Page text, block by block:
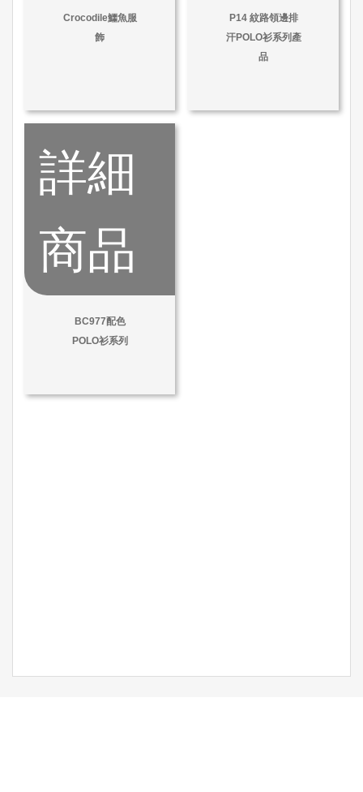
Crocodile鱷魚服
飾
P14 紋路領邊排
汗POLO衫系列產
品
詳細
商品
BC977配色
POLO衫系列